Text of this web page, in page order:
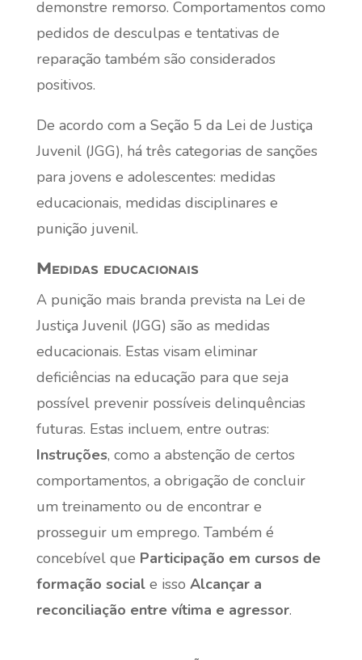
demonstre remorso. Comportamentos como
pedidos de desculpas e tentativas de
reparação também são considerados
positivos.
De acordo com a Seção 5 da Lei de Justiça
Juvenil (JGG), há três categorias de sanções
para jovens e adolescentes: medidas
educacionais, medidas disciplinares e
punição juvenil.
Medidas educacionais
A punição mais branda prevista na Lei de
Justiça Juvenil (JGG) são as medidas
educacionais. Estas visam eliminar
deficiências na educação para que seja
possível prevenir possíveis delinquências
futuras. Estas incluem, entre outras:
Instruções, como a abstenção de certos
comportamentos, a obrigação de concluir
um treinamento ou de encontrar e
prosseguir um emprego. Também é
concebível que Participação em cursos de
formação sociale isso Alcançar a
reconciliação entre vítima e agressor.